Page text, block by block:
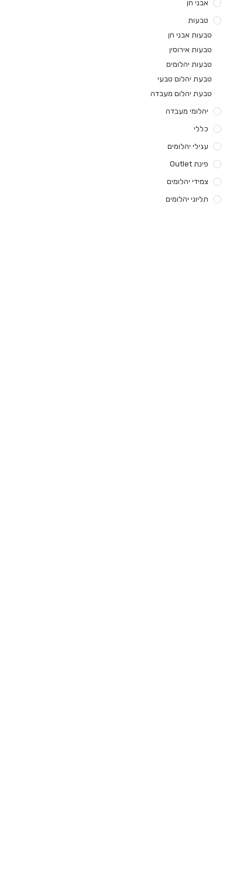
אבני חן
טבעות
טבעות אבני חן
טבעות אירוסין
טבעות יהלומים
טבעת יהלום טבעי
טבעת יהלום מעבדה
יהלומי מעבדה
כללי
עגילי יהלומים
פינת Outlet
צמידי יהלומים
תליוני יהלומים